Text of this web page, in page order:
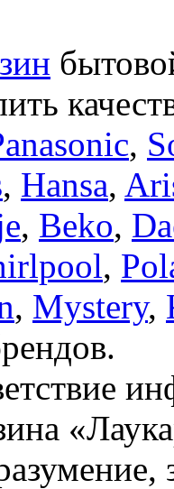
,
, Hansa,
, Beko,
,
, Mystery,